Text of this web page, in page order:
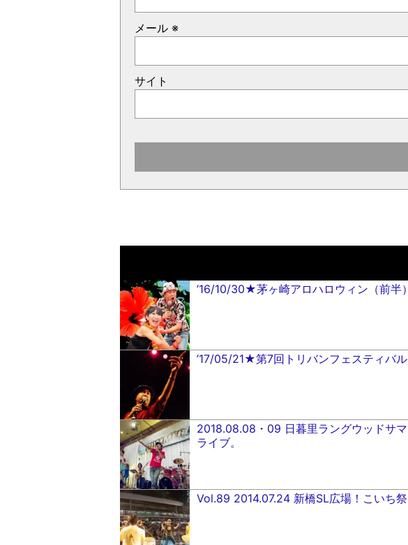
メール ※
サイト
’16/10/30★茅ヶ崎アロハロウィン（前半
’17/05/21★第7回トリバンフェスティバ
2018.08.08・09 日暮里ラングウッドサ
ライブ。
Vol.89 2014.07.24 新橋SL広場！こいち祭